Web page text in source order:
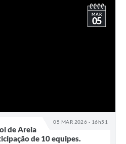
05 MAR 2026 - 16h51
MAR
05
de Areia
de 10 equipes.